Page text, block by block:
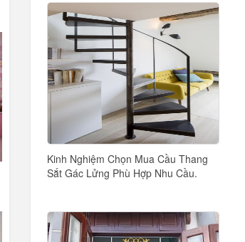
Kinh Nghiệm Chọn Mua Cầu Thang
Sắt Gác Lửng Phù Hợp Nhu Cầu.